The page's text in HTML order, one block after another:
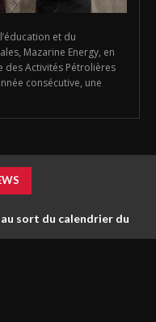
et du
Mazarine Energy, en
des Activités Pétrolières
consécutive, une
sort du calendrier du